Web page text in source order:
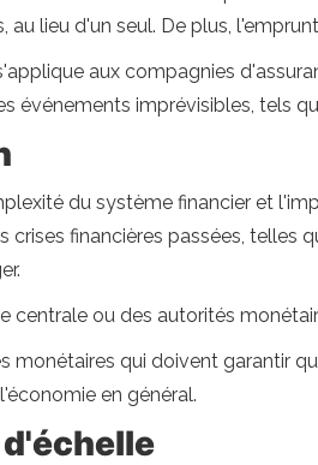
au lieu d'un seul. De plus,
aux compagnies
événements imprévisibles, tels
du système financier et
crises financières passées,
centrale ou des autorités
monétaires qui doivent garantir
en général.